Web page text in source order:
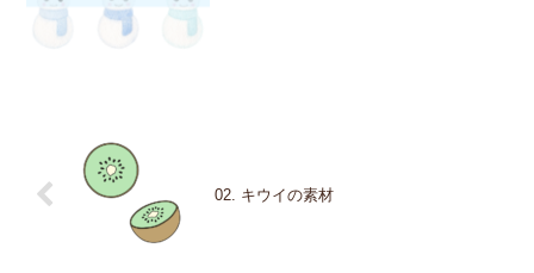
02. キウイの素材